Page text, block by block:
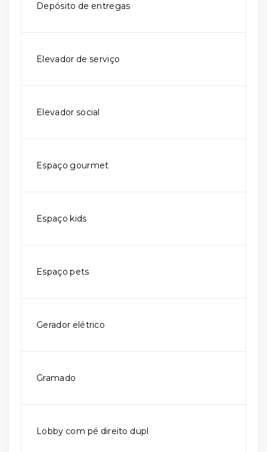
Depósito de entregas
Elevador de serviço
Elevador social
Espaço gourmet
Espaço kids
Espaço pets
Gerador elétrico
Gramado
Lobby com pé direito dupl